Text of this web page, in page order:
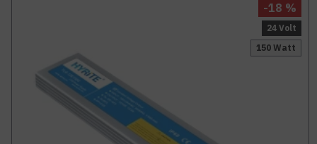
24 Volt
150 Watt
-18 %